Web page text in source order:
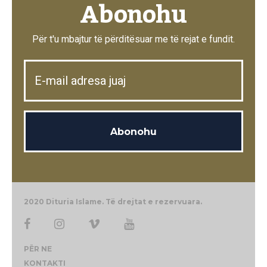
Abonohu
Për t'u mbajtur të përditësuar me të rejat e fundit.
2020 Dituria Islame. Të drejtat e rezervuara.
PËR NE
KONTAKTI